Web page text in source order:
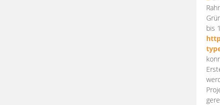
bis